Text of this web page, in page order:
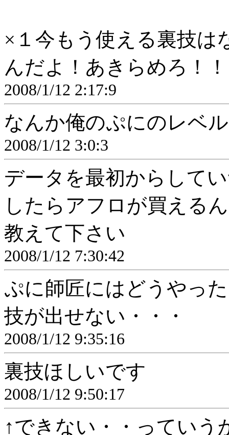
×１今もう使える裏技は
んだよ！あきらめろ！！
2008/1/12 2:17:9
なんか俺のぷにのレベ
2008/1/12 3:0:3
データを最初からして
したらアフロが買える
教えて下さい
2008/1/12 7:30:42
ぷに師匠にはどうやっ
技が出せない・・・
2008/1/12 9:35:16
裏技ほしいです
2008/1/12 9:50:17
↑できない・・っていう